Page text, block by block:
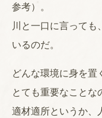
参考）。
川と一口に言っても
いるのだ。
どんな環境に身を置
とても重要なことな
適材適所というか、